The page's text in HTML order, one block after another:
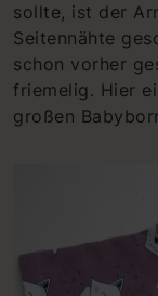
sollte, ist der
Seitennähte
schon vorher
friemelig. Hier
großen